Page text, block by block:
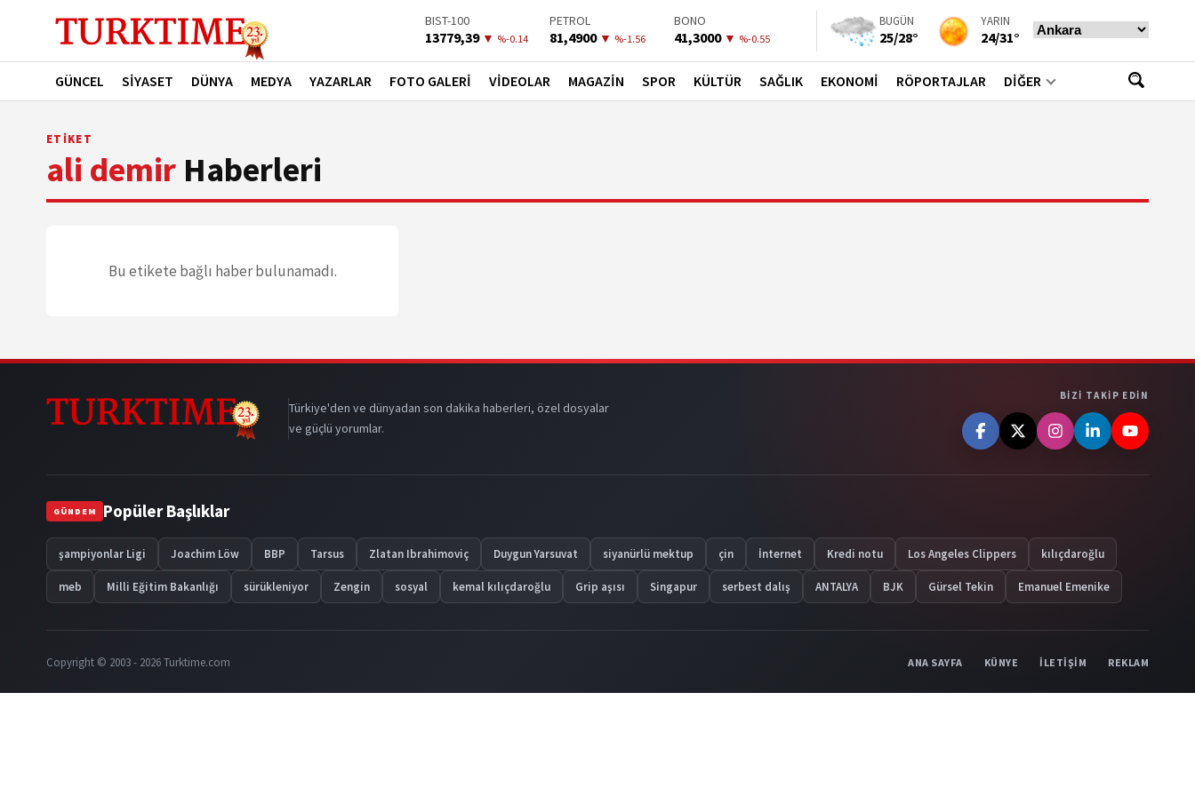
DOLAR
47,7111▲ %0.18
EURO
55,1881 ▲ %0.32
ALTIN
6660,5450 ▲ %2.59
13779,39 ▼ %-0.14 81,4900 ▼ %-1.56 41,3000 ▼ %-0.55
BUGÜN
25/28°
YARIN
24/31°
GÜNCEL SİYASET DÜNYA MEDYA YAZARLAR FOTO GALERİ VİDEOLAR MAGAZİN SPOR KÜLTÜR SAĞLIK EKONOMİ RÖPORTAJLAR DİĞER
ETİKET
ali demir Haberleri
Bu etikete bağlı haber bulunamadı.
Türkiye'den ve dünyadan son dakika haberleri, özel dosyalar
ve güçlü yorumlar.
BIZI TAKIP EDIN
GÜNDEM Popüler Başlıklar
şampiyonlar Ligi Joachim Löw BBP Tarsus Zlatan Ibrahimoviç Duygun Yarsuvat siyanürlü mektup çin İnternet Kredi notu Los Angeles Clippers kılıçdaroğlu
meb Milli Eğitim Bakanlığı sürükleniyor Zengin sosyal kemal kılıçdaroğlu Grip aşısı Singapur serbest dalış ANTALYA BJK Gürsel Tekin Emanuel Emenike
Copyright © 2003 - 2026 Turktime.com ANA SAYFA KÜNYE İLETİŞİM REKLAM